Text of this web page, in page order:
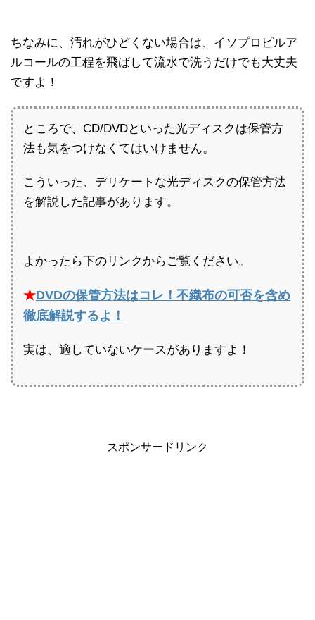
ちなみに、汚れがひどくない場合は、イソプロピルア
ルコールの工程を飛ばして流水で洗うだけでも大丈夫
ですよ！
ところで、CD/DVDといった光ディスクは保管方
法も気をつけなくてはいけません。
こういった、デリケートな光ディスクの保管方法
を解説した記事があります。
よかったら下のリンクからご覧ください。
★DVDの保管方法はコレ！不織布の可否を含め
徹底解説するよ！
実は、適していないケースがありますよ！
スポンサードリンク